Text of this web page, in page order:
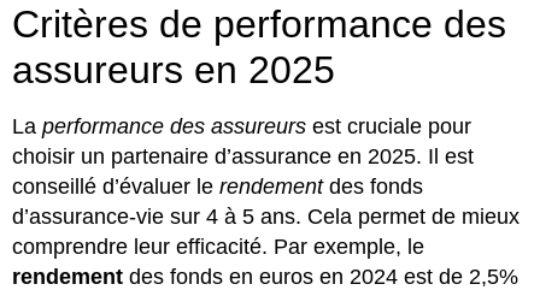
Critères de performance des
assureurs en 2025
La performance des assureurs est cruciale pour
choisir un partenaire d’assurance en 2025. Il est
conseillé d’évaluer le rendementdes fonds
d’assurance-vie sur 4 à 5 ans. Cela permet de mieux
comprendre leur efficacité. Par exemple, le
rendement des fonds en euros en 2024 est de 2,5%